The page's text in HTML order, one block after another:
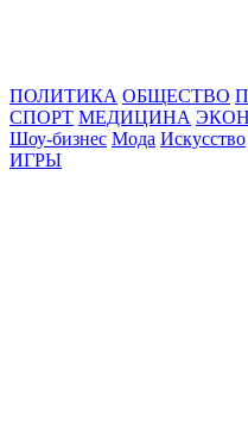
ПОЛИТИКА ОБЩЕСТВО
СПОРТ МЕДИЦИНА
Шоу-бизнес Мода Искусство
ИГРЫ